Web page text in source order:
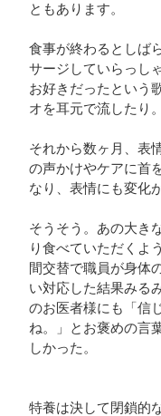
ともあります。
食事が終わるとしば
サージしていらっし
お好きだったという
オを耳元で流したり。
それから数ヶ月、表
の声かけやケアに首
なり、表情にも変化
そうそう。あの大き
り食べていただくよ
間交替で職員が身体
い対応した結果みる
のお医者様にも「信
ね。」とお褒めの言
しかった。
特養は決して閉鎖的